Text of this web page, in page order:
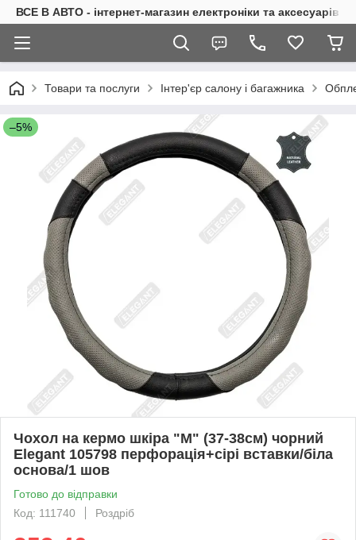
ВСЕ В АВТО - інтернет-магазин електроніки та аксесуарів в
Товари та послуги Інтер'єр салону і багажника
–5%
Чохол на кермо шкіра "М" (37-38см) чорний
Elegant 105798 перфорація+сірі вставки/біла
основа/1 шов
Готово до відправки
Код: 111740
Роздріб